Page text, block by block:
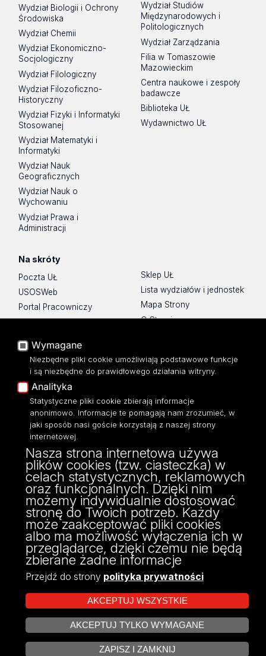
Wydział Biologii i Ochrony
Środowiska
Wydział Chemii
Wydział Ekonomiczno-
Socjologiczny
Wydział Filologiczny
Wydział Filozoficzno-
Historyczny
Wydział Fizyki i Informatyki
Stosowanej
Wydział Matematyki i
Informatyki
Wydział Nauk
Geograficznych
Wydział Nauk o
Wychowaniu
Wydział Prawa i
Administracji
Wydział Studiów
Międzynarodowych i
Politologicznych
Wydział Zarządzania
Filia w Tomaszowie
Mazowieckim
Centra naukowe i zespoły
badawcze
Biblioteka UŁ
Wydawnictwo UŁ
Na skróty
Poczta UŁ
USOSWeb
Portal Pracowniczy
Baza Aktów Własnych
Moodle
Eksperci UŁ
Polityka Prywatności
Dostępność
Sklep UŁ
Lista wydziałów i jednostek
Mapa Strony
O Stronie
ul. Narutowicza 68, 90-136 Łódź
NIP: 724 000 32 43
Adres do doręczeń elektronicznych (ADE):
AE:PL-74796-17640-IHHIV-17
KONTAKT
Projekt Multiportalu UŁ współfinansowany z funduszy Unii Europejskiej w
ramach konkursu NCBR
Wymagane
Niezbędne pliki cookie umożliwiają podstawowe funkcje
i są niezbędne do prawidłowego działania witryny.
Analityka
Statystyczne pliki cookie zbierają informacje
anonimowo. Informacje te pomagają nam zrozumieć, w
jaki sposób nasi goście korzystają z naszej strony
internetowej.
Nasza strona internetowa używa
plików cookies (tzw. ciasteczka) w
celach statystycznych, reklamowych
oraz funkcjonalnych. Dzięki nim
możemy indywidualnie dostosować
stronę do Twoich potrzeb. Każdy
może zaakceptować pliki cookies
albo ma możliwość wyłączenia ich w
przeglądarce, dzięki czemu nie będą
zbierane żadne informacje
Przejdź do strony polityka prywatności
AKCEPTUJ WSZYSTKIE
AKCEPTUJ TYLKO WYMAGANE
ZAPISZ I ZAMKNIJ
ZARZĄDZAJ COOKIES